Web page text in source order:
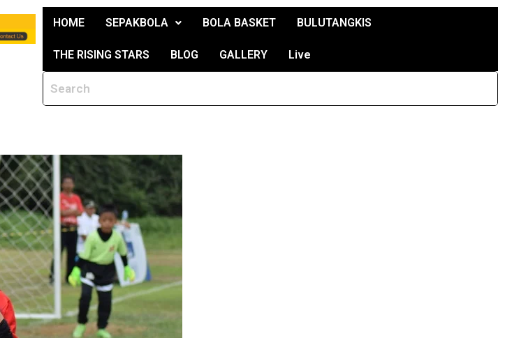
HOME SEPAKBOLA BOLA BASKET BULUTANGKIS
THE RISING STARS BLOG GALLERY Live